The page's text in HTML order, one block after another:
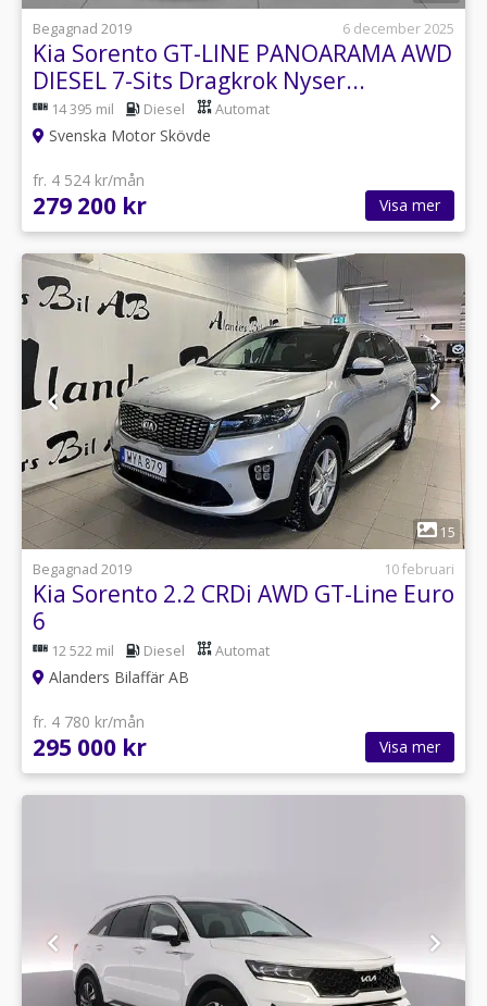
Begagnad 2019
6 december 2025
Kia Sorento GT-LINE PANOARAMA AWD
DIESEL 7-Sits Dragkrok Nyser...
14 395 mil Diesel Automat
Svenska Motor Skövde
fr. 4 524 kr/mån
279 200 kr Visa mer
1
15
Begagnad 2019
10 februari
Kia Sorento 2.2 CRDi AWD GT-Line Euro
6
12 522 mil Diesel Automat
Alanders Bilaffär AB
fr. 4 780 kr/mån
295 000 kr Visa mer